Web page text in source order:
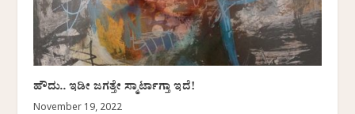
ಹೌದು.. ಇಡೀ ಜಗತ್ತೇ ಸ್ಮಾರ್ಟಾಗ್ತಾ ಇದೆ!
November 19, 2022